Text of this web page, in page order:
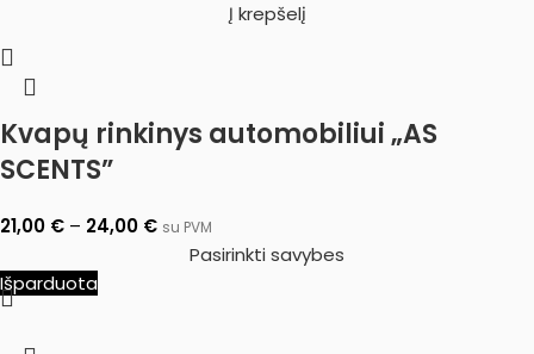
Į krepšelį
Kvapų rinkinys automobiliui „AS
SCENTS”
21,00 € – 24,00 € su PVM
Pasirinkti savybes
Išparduota